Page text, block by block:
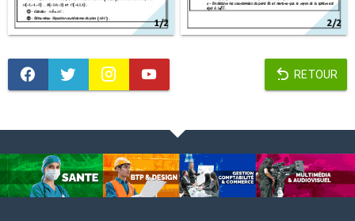
RETOUR